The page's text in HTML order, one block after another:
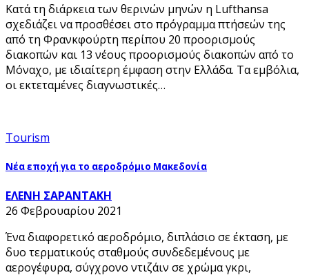
Κατά τη διάρκεια των θερινών μηνών η Lufthansa
σχεδιάζει να προσθέσει στο πρόγραμμα πτήσεών της
από τη Φρανκφούρτη περίπου 20 προορισμούς
διακοπών και 13 νέους προορισμούς διακοπών από το
Μόναχο, με ιδιαίτερη έμφαση στην Ελλάδα. Τα εμβόλια,
οι εκτεταμένες διαγνωστικές…
Tourism
Νέα εποχή για το αεροδρόμιο Μακεδονία
ΕΛΕΝΗ ΣΑΡΑΝΤΑΚΗ
26 Φεβρουαρίου 2021
Ένα διαφορετικό αεροδρόμιο, διπλάσιο σε έκταση, με
δυο τερματικούς σταθμούς συνδεδεμένους με
αερογέφυρα, σύγχρονο ντιζάιν σε χρώμα γκρι,